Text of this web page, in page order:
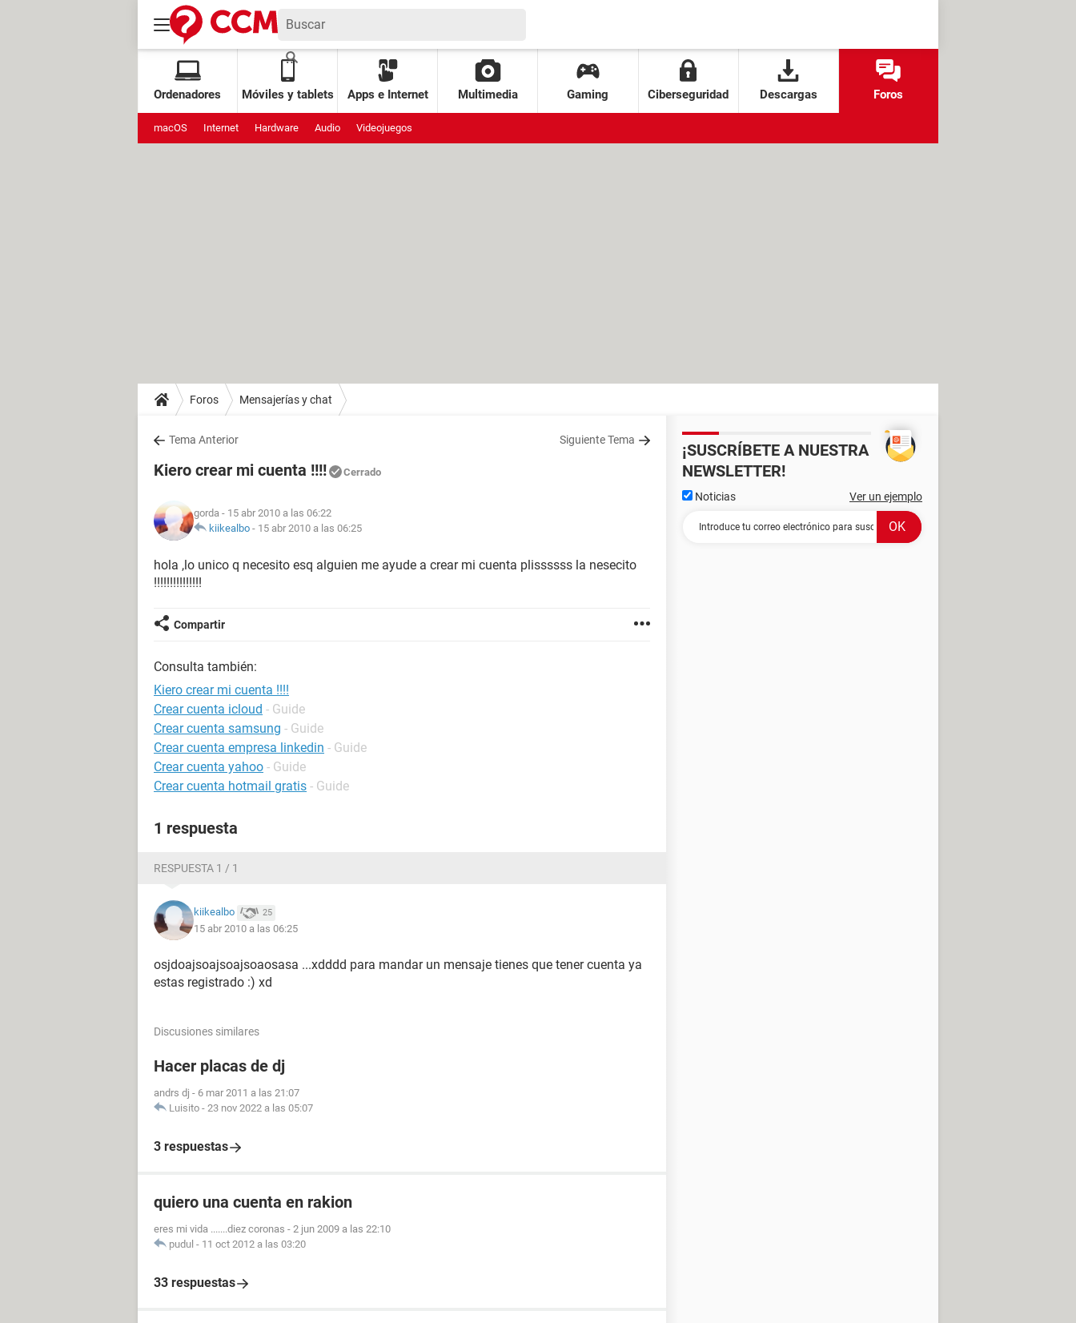
Ordenadores Móviles y tablets Apps e Internet Multimedia Gaming Ciberseguridad Descargas Foros
macOS Internet Hardware Audio Videojuegos
Foros Mensajerías y chat
Tema Anterior Siguiente Tema
Kiero crear mi cuenta !!!! Cerrado
gorda - 15 abr 2010 a las 06:22
kiikealbo - 15 abr 2010 a las 06:25
hola ,lo unico q necesito esq alguien me ayude a crear mi cuenta plissssss la nesecito
!!!!!!!!!!!!!!!
Compartir
Consulta también:
Kiero crear mi cuenta !!!!
Crear cuenta icloud - Guide
Crear cuenta samsung - Guide
Crear cuenta empresa linkedin - Guide
Crear cuenta yahoo - Guide
Crear cuenta hotmail gratis - Guide
1 respuesta
RESPUESTA 1 / 1
kiikealbo 25
15 abr 2010 a las 06:25
osjdoajsoajsoajsoaosasa ...xdddd para mandar un mensaje tienes que tener cuenta ya
estas registrado :) xd
Discusiones similares
Hacer placas de dj
andrs dj - 6 mar 2011 a las 21:07
Luisito - 23 nov 2022 a las 05:07
3 respuestas
quiero una cuenta en rakion
eres mi vida .......diez coronas - 2 jun 2009 a las 22:10
pudul - 11 oct 2012 a las 03:20
33 respuestas
¡SUSCRÍBETE A NUESTRA
NEWSLETTER!
Noticias Ver un ejemplo